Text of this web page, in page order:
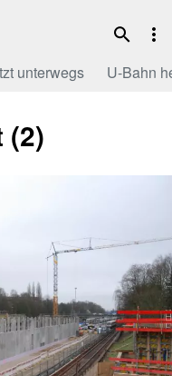
unterwegs U-Bahn
(2)